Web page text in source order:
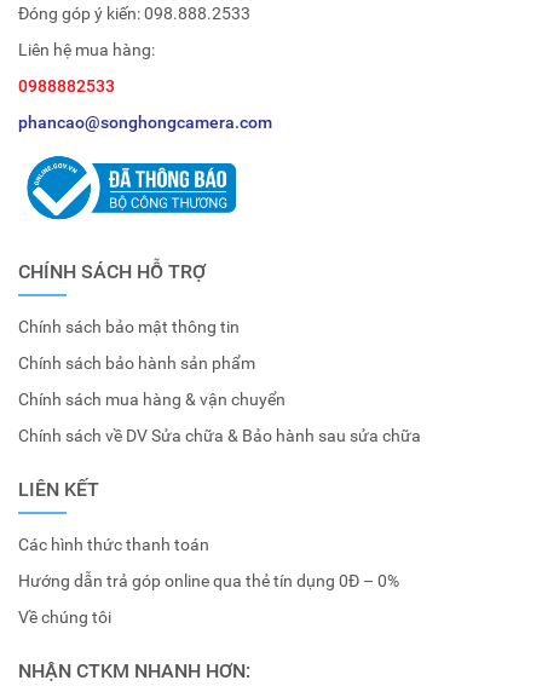
Đóng góp ý kiến:098.888.2533
Liên hệ mua hàng:
0988882533
phancao@songhongcamera.com
CHÍNH SÁCH HỖ TRỢ
Chính sách bảo mật thông tin
Chính sách bảo hành sản phẩm
Chính sách mua hàng & vận chuyển
Chính sách về DV Sửa chữa & Bảo hành sau sửa chữa
LIÊN KẾT
Các hình thức thanh toán
Hướng dẫn trả góp online qua thẻ tín dụng 0Đ – 0%
Về chúng tôi
NHẬN CTKM NHANH HƠN: